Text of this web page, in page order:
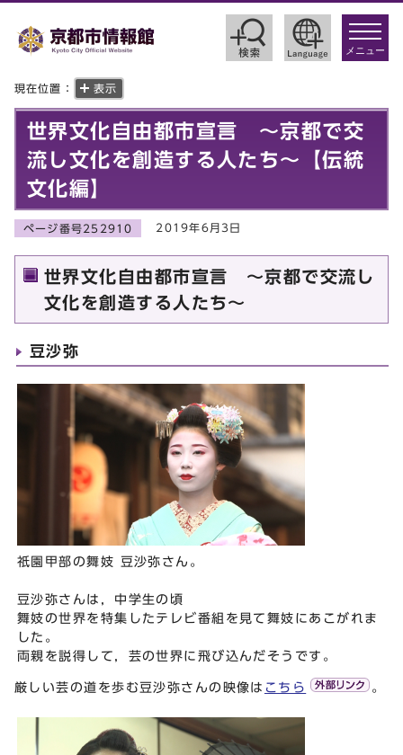
toggle
メニュー
現在位置： 表示
世界文化自由都市宣言 ～京都で交
流し文化を創造する人たち～【伝統
文化編】
ページ番号252910 2019年6月3日
世界文化自由都市宣言 ～京都で交流し
文化を創造する人たち～
豆沙弥
祇園甲部の舞妓 豆沙弥さん。
豆沙弥さんは，中学生の頃
舞妓の世界を特集したテレビ番組を見て舞妓にあこがれま
した。
両親を説得して，芸の世界に飛び込んだそうです。
厳しい芸の道を歩む豆沙弥さんの映像は こちら 。